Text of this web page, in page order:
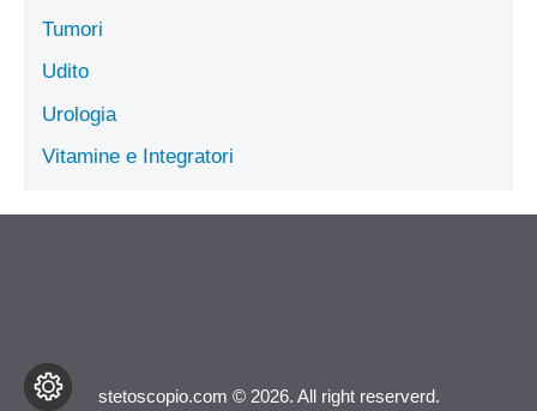
Tumori
Udito
Urologia
Vitamine e Integratori
stetoscopio.com © 2026. All right reserverd.